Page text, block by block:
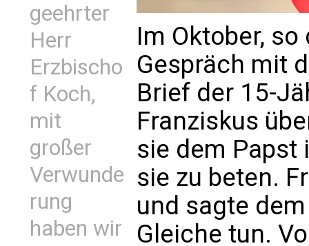
geehrter
Herr
Erzbischo
f Koch,
mit
großer
Verwunde
rung
haben wir
Im Oktober,
Gespräch mit
Brief der 15-
Franziskus
sie dem Papst
sie zu beten.
und sagte
Gleiche tun.